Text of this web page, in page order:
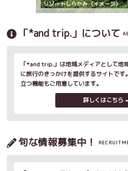
「*and trip.」について
「*and trip.」は地域メディアとして地
に旅行のきっかけを提供するサイトで
立つ機能もご用意しています。
詳しくはこちら
旬な情報募集中！